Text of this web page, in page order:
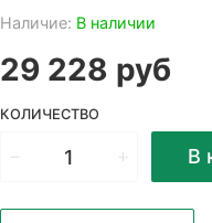
Наличие: В наличии
29 228 руб
КОЛИЧЕСТВО
В